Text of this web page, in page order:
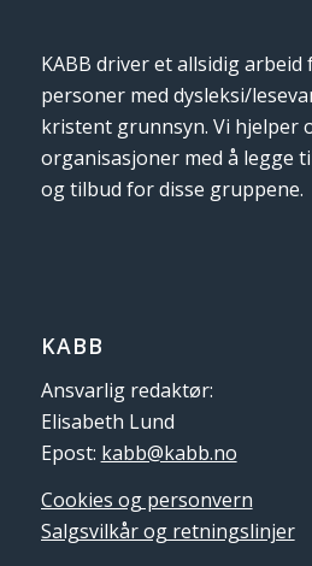
KABB driver et allsidig
personer med dysleksi/
kristent grunnsyn. Vi hjelper
organisasjoner med å legge
og tilbud for disse gruppene.
KABB
Ansvarlig redaktør:
Elisabeth Lund
Epost: kabb@kabb.no
Cookies og personvern
Salgsvilkår og retningslinjer